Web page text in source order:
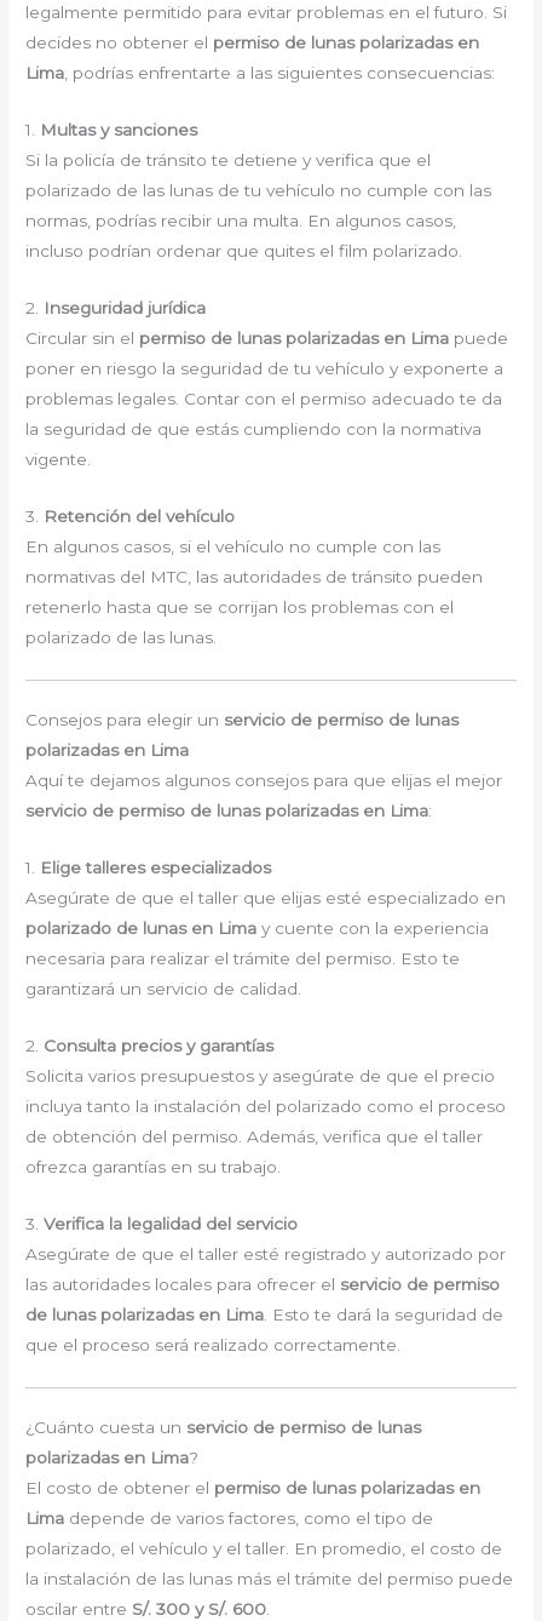
legalmente permitido para evitar problemas en el futuro. Si
decides no obtener el permiso de lunas polarizadas en
Lima, podrías enfrentarte a las siguientes consecuencias:
1. Multas y sanciones
Si la policía de tránsito te detiene y verifica que el
polarizado de las lunas de tu vehículo no cumple con las
normas, podrías recibir una multa. En algunos casos,
incluso podrían ordenar que quites el film polarizado.
2.
Inseguridad jurídica
Circular sin el permiso de lunas polarizadas en Lima puede
poner en riesgo la seguridad de tu vehículo y exponerte a
problemas legales. Contar con el permiso adecuado te da
la seguridad de que estás cumpliendo con la normativa
vigente.
3.
Retención del vehículo
En algunos casos, si el vehículo no cumple con las
normativas del MTC, las autoridades de tránsito pueden
retenerlo hasta que se corrijan los problemas con el
polarizado de las lunas.
Consejos para elegir un servicio de permiso de lunas
polarizadas en Lima
Aquí te dejamos algunos consejos para que elijas el mejor
servicio de permiso de lunas polarizadas en Lima:
1. Elige talleres especializados
Asegúrate de que el taller que elijas esté especializado en
polarizado de lunas en Lima y cuente con la experiencia
necesaria para realizar el trámite del permiso. Esto te
garantizará un servicio de calidad.
2. Consulta precios y garantías
Solicita varios presupuestos y asegúrate de que el precio
incluya tanto la instalación del polarizado como el proceso
de obtención del permiso. Además, verifica que el taller
ofrezca garantías en su trabajo.
3.Verifica la legalidad del servicio
Asegúrate de que el taller esté registrado y autorizado por
las autoridades locales para ofrecer el servicio de permiso
de lunas polarizadas en Lima . Esto te dará la seguridad de
que el proceso será realizado correctamente.
¿Cuánto cuesta un servicio de permiso de lunas
polarizadas en Lima?
El costo de obtener el permiso de lunas polarizadas en
Lima depende de varios factores, como el tipo de
polarizado, el vehículo y el taller. En promedio, el costo de
la instalación de las lunas más el trámite del permiso puede
oscilar entre S/. 300 y S/. 600.